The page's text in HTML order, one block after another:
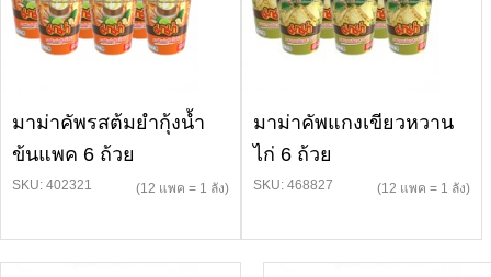
มาม่าคัพรสต้มยำกุ้งน้ำ
ข้นแพค 6 ถ้วย
SKU: 402321 (12 แพค = 1 ลัง)
มาม่าคัพแกงเขียวหวาน
ไก่ 6 ถ้วย
SKU: 468827 (12 แพค = 1 ลัง)